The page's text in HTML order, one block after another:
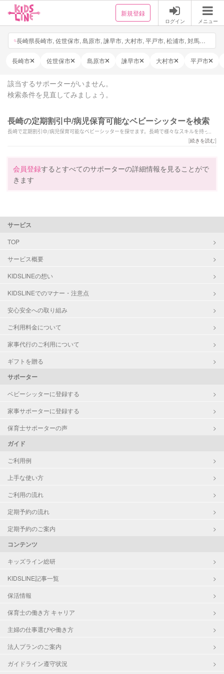
新規登録
ログイン メニュー
長崎市 佐世保市 島原市 諫早市 大村市 平戸市
該当するサポーターがいません。
検索条件を見直してみましょう。
長崎の定期割引中/病児保育可能なベビーシッターを検索
長崎で定期割引中/病児保育可能なベビーシッターを探せます。長崎で様々なスキルを持った
[続きを読む]
会員登録するとすべてのサポーターの詳細情報を見ることがで
きます
サービス
TOP
サービス概要
KIDSLINEの想い
KIDSLINEでのマナー・注意点
安心安全への取り組み
ご利用料金について
家事代行のご利用について
ギフトを贈る
サポーター
ベビーシッターに登録する
家事サポーターに登録する
保育士サポーターの声
ガイド
ご利用例
上手な使い方
ご利用の流れ
定期予約の流れ
定期予約のご案内
コンテンツ
キッズライン総研
KIDSLINE記事一覧
保活情報
保育士の働き方 キャリア
主婦の仕事選びや働き方
法人プランのご案内
ガイドライン遵守状況